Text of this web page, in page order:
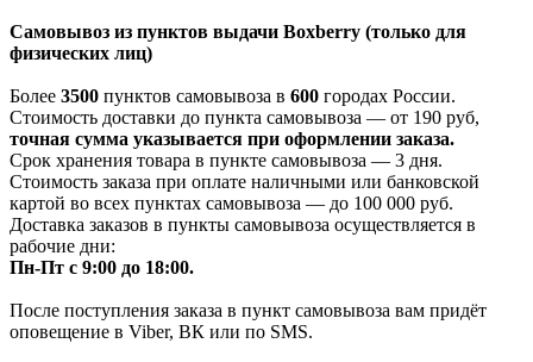
Самовывоз из пунктов выдачи Boxberry (только для
физических лиц)
Более 3500 пунктов самовывоза в 600 городах России.
Стоимость доставки до пункта самовывоза — от 190 руб,
точная сумма указывается при оформлении заказа.
Срок хранения товара в пункте самовывоза — 3 дня.
Стоимость заказа при оплате наличными или банковской
картой во всех пунктах самовывоза — до 100 000 руб.
Доставка заказов в пункты самовывоза осуществляется в
рабочие дни:
Пн-Пт с 9:00 до 18:00.
После поступления заказа в пункт самовывоза вам придёт
оповещение в Viber, ВК или по SMS.